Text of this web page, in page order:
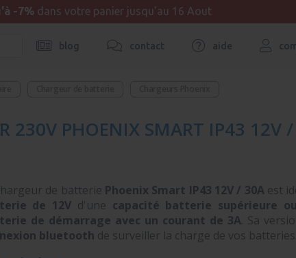
-7%dans votre panier jusqu'au 16 Aout
blog contact aide
230V PHOENIX SMART IP43 12V
de batterie Phoenix Smart IP43 12V / 30A est
de 12V d'une capacité batterie supérieure
de démarrage avec un courant de 3A. Sa
bluetooth de surveiller la charge de vos batteries.